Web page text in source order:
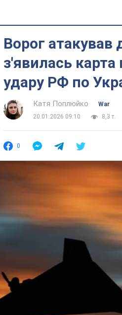
Ворог атакував
з'явилась карта
удару РФ по
Катя Поплюйко
War
20.01.2026 09:10
8,3 т.
0